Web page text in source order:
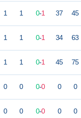
1 1 0-1 37 45
1 1 0-1 34 63
1 1 0-1 45 75
0 0 0-0 0 0
0 0 0-0 0 0